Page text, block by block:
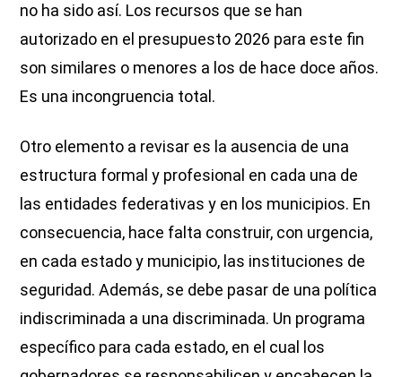
no ha sido así. Los recursos que se han
autorizado en el presupuesto 2026 para este fin
son similares o menores a los de hace doce años.
Es una incongruencia total.
Otro elemento a revisar es la ausencia de una
estructura formal y profesional en cada una de
las entidades federativas y en los municipios. En
consecuencia, hace falta construir, con urgencia,
en cada estado y municipio, las instituciones de
seguridad. Además, se debe pasar de una política
indiscriminada a una discriminada. Un programa
específico para cada estado, en el cual los